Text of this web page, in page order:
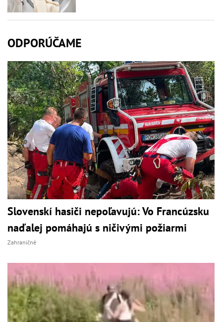
ODPORÚČAME
Slovenskí hasiči nepoľavujú: Vo Francúzsku
naďalej pomáhajú s ničivými požiarmi
Zahraničné